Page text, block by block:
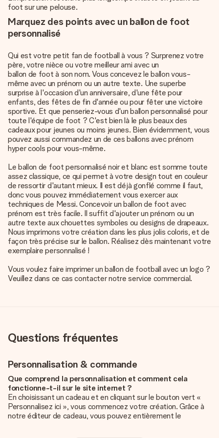
foot sur une pelouse.
Marquez des points avec un ballon de foot
personnalisé
Qui est votre petit fan de football à vous ? Surprenez votre
père, votre nièce ou votre meilleur ami avec un
ballon de foot à son nom. Vous concevez le ballon vous-
même avec un prénom ou un autre texte. Une superbe
surprise à l'occasion d'un anniversaire, d'une fête pour
enfants, des fêtes de fin d'année ou pour fêter une victoire
sportive. Et que penseriez-vous d'un ballon personnalisé pour
toute l'équipe de foot ? C'est bien là le plus beaux des
cadeaux pour jeunes ou moins jeunes. Bien évidemment, vous
pouvez aussi commandez un de ces ballons avec prénom
hyper cools pour vous-même.
Le ballon de foot personnalisé noir et blanc est somme toute
assez classique, ce qui permet à votre design tout en couleur
de ressortir d'autant mieux. Il est déjà gonflé comme il faut,
donc vous pouvez immédiatement vous exercer aux
techniques de Messi. Concevoir un ballon de foot avec
prénom est très facile. Il suffit d'ajouter un prénom ou un
autre texte aux chouettes symboles ou designs de drapeaux.
Nous imprimons votre création dans les plus jolis coloris, et de
façon très précise sur le ballon. Réalisez dès maintenant votre
exemplaire personnalisé !
Vous voulez faire imprimer un ballon de football avec un logo ?
Veuillez dans ce cas contacter notre service commercial.
Questions fréquentes
Personnalisation & commande
Que comprend la personnalisation et comment cela
fonctionne-t-il sur le site internet ?
En choisissant un cadeau et en cliquant sur le bouton vert «
Personnalisez ici », vous commencez votre création. Grâce à
notre éditeur de cadeau, vous pouvez entièrement le